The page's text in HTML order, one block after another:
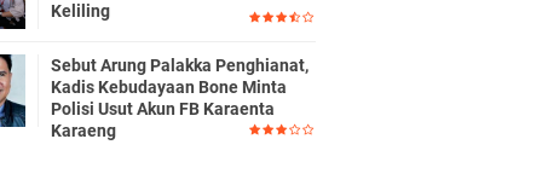
Keliling
Sebut Arung Palakka Penghianat,
Kadis Kebudayaan Bone Minta
Polisi Usut Akun FB Karaenta
Karaeng